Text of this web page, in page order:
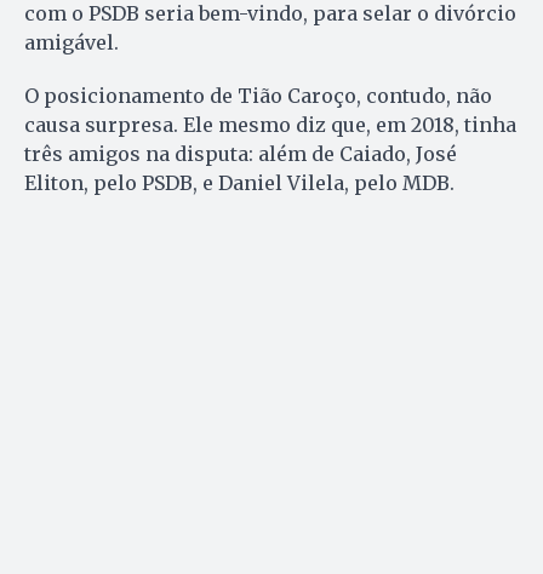
com o PSDB seria bem-vindo, para selar o divórcio
amigável.
O posicionamento de Tião Caroço, contudo, não
causa surpresa. Ele mesmo diz que, em 2018, tinha
três amigos na disputa: além de Caiado, José
Eliton, pelo PSDB, e Daniel Vilela, pelo MDB.